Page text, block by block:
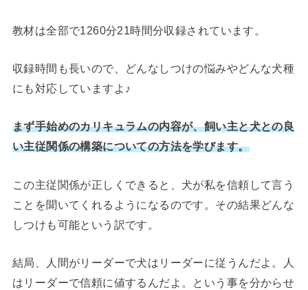
教材は全部で1260分21時間分収録されています。
収録時間も長いので、どんなしつけの悩みやどんな犬種
にも対応していますよ♪
まず手始めのカリキュラムの内容が、飼い主と犬との良
い主従関係の構築についての方法を学びます。
この主従関係が正しくできると、犬が私を信頼して言う
ことを聞いてくれるようになるのです。 その結果どんな
しつけも可能という訳です。
結局、人間がリーダーで犬はリーダーに従うんだよ。人
はリーダーで信頼に値するんだよ。という事を分からせ